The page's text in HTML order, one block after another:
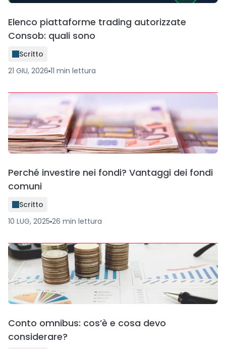
Elenco piattaforme trading autorizzate
Consob: quali sono
Scritto
21 GIU, 2026 11 min lettura
Perché investire nei fondi? Vantaggi dei fondi
comuni
Scritto
10 LUG, 2025 26 min lettura
Conto omnibus: cos’è e cosa devo
considerare?